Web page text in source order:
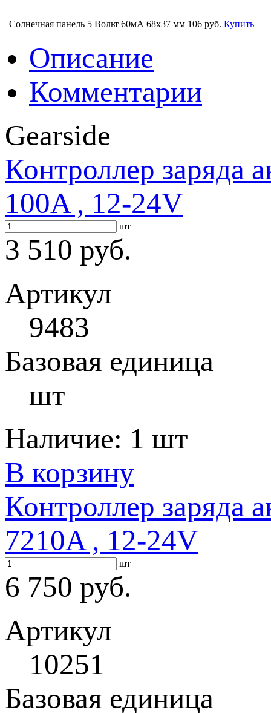
Солнечная панель 5 Вольт 60мА 68х37 мм 106 руб. Купить
Описание
Комментарии
Gearside
Контроллер заряда
100A , 12-24V
шт
3 510 руб.
Артикул
9483
Базовая единица
шт
Наличие: 1 шт
В корзину
Контроллер заряда
7210A , 12-24V
шт
6 750 руб.
Артикул
10251
Базовая единица